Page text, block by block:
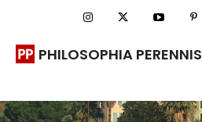
PHILOSOPHIA PERENNIS